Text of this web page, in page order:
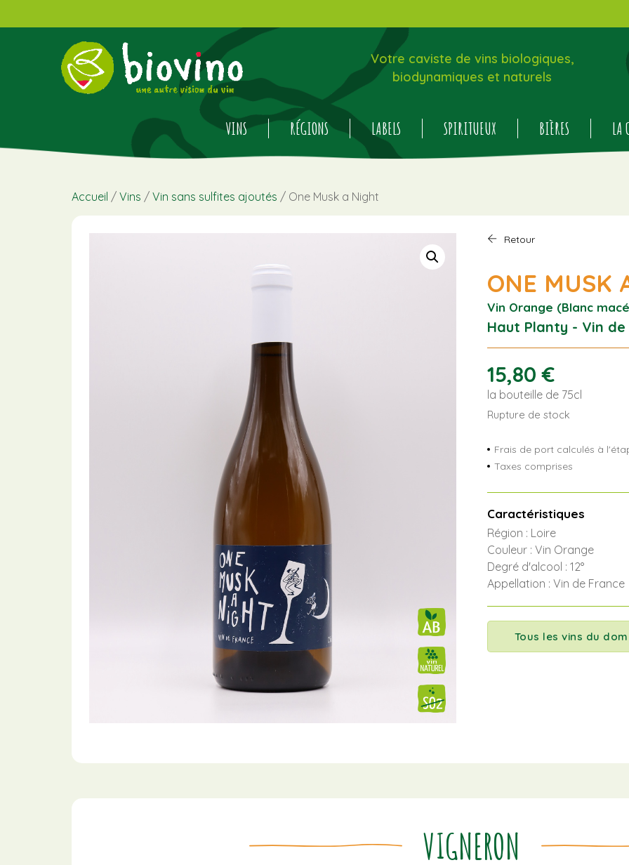
Votre caviste de vins biologiques,
biodynamiques et naturels
VINS RÉGIONS LABELS SPIRITUEUX BIÈRES LA
Accueil / Vins / Vin sans sulfites ajoutés / One Musk a Night
Retour
ONE MUSK
Vin Orange (Blanc
Haut Planty - Vin
15,80€
la bouteille de 75cl
Rupture de stock
Frais de port calculés à
Taxes comprises
Caractéristiques
Région : Loire
Couleur : Vin Orange
Degré d'alcool : 12°
Appellation : Vin de France
Tous les vins du
VIGNERON